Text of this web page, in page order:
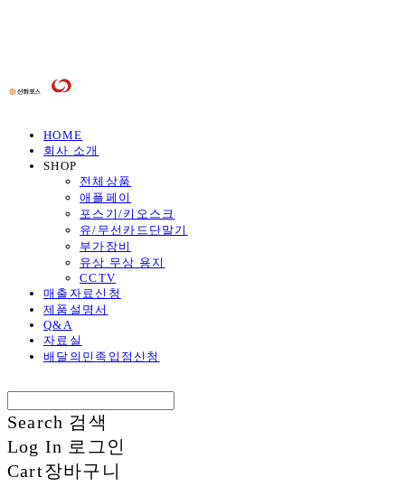
HOME
회사 소개
SHOP
전체상품
애플페이
포스기/키오스크
유/무선카드단말기
부가장비
유상 무상 용지
CCTV
매출자료신청
제품설명서
Q&A
자료실
배달의민족입점신청
Search 검색
Log In 로그인
Cart장바구니